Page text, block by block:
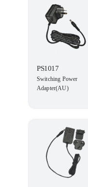
PS1017
Switching Power
Adapter(AU)